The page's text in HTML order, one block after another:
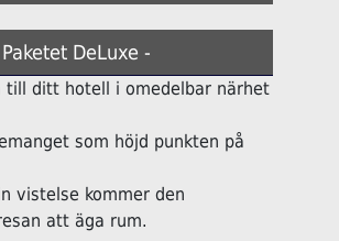
Paketet DeLuxe -
till ditt hotell i omedelbar närhet
som höjd punkten på
vistelse kommer den
att äga rum.